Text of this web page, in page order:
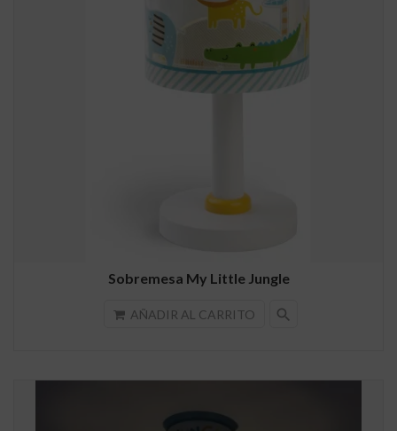
Sobremesa My Little Jungle
AÑADIR AL CARRITO search